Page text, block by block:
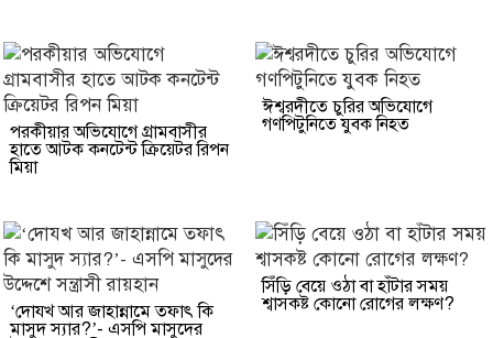
পরকীয়ার অভিযোগে গ্রামবাসীর
হাতে আটক কনটেন্ট ক্রিয়েটর রিপন
মিয়া
ঈশ্বরদীতে চুরির অভিযোগে
গণপিটুনিতে যুবক নিহত
‘দোযখ আর জাহান্নামে তফাৎ কি
মাসুদ স্যার?’- এসপি মাসুদের
সিঁড়ি বেয়ে ওঠা বা হাঁটার সময়
শ্বাসকষ্ট কোনো রোগের লক্ষণ?